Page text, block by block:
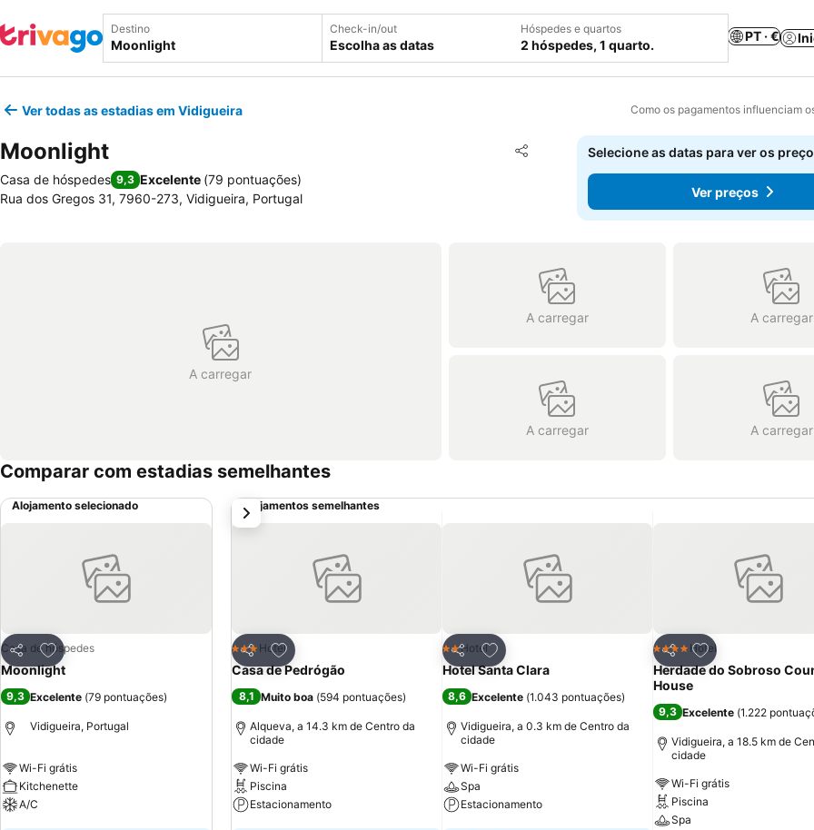
Destino Check-in/out
Escolha as datas
Hóspedes e quartos
2 hóspedes, 1 quarto.
PT · €
Ver todas as estadias em Vidigueira Como os pagamentos influenciam
Moonlight Partilhar
Adicionar aos favoritos
Casa de hóspedes 9,3 Excelente (79 pontuações)
Rua dos Gregos 31, 7960-273, Vidigueira, Portugal
Selecione as datas para ver os
Ver preços
A carregar
A carregar A carregar
A carregar A carregar
Comparar com estadias semelhantes
Alojamento selecionado
Partilhar
Adicionar aos favoritos
Casa de hóspedes
Moonlight
9,3 Excelente (79 pontuações)
Vidigueira, Portugal
Wi-Fi grátis
Kitchenette
A/C
Alojamentos semelhantes
Partilhar
Adicionar aos favoritos
3 Estrelas
Hotel
Casa de Pedrógão
8,1 Muito boa (594 pontuações)
Alqueva, a 14.3 km de Centro da
cidade
Wi-Fi grátis
Piscina
Estacionamento
Partilhar
Adicionar aos favoritos
2 Estrelas
Hotel
Hotel Santa Clara
8,6 Excelente (1.043 pontuações)
Vidigueira, a 0.3 km de Centro da
cidade
Wi-Fi grátis
Spa
Estacionamento
Partilhar
Adicionar aos
4 EstrelasHotel
Herdade do Sobroso
House
9,3 Excelente (1.222
Vidigueira, a 18.5 km de
cidade
Wi-Fi grátis
Piscina
Spa
próximo